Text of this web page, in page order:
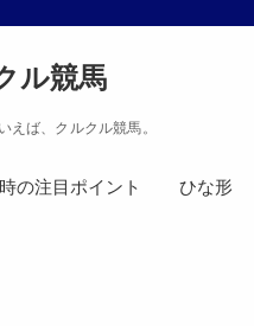
ル競馬
えば、クルクル競馬。
の注目ポイント ひな形